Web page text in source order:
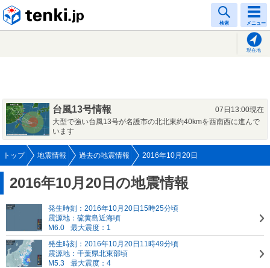
検索 メニュー
現在地
台風13号情報
07日13:00現在
大型で強い台風13号が名護市の北北東約40kmを西南西に進んで
います
トップ 地震情報 過去の地震情報 2016年10月20日
2016年10月20日の地震情報
発生時刻：2016年10月20日15時25分頃
震源地：硫黄島近海頃
M6.0
最大震度：1
発生時刻：2016年10月20日11時49分頃
震源地：千葉県北東部頃
M5.3
最大震度：4